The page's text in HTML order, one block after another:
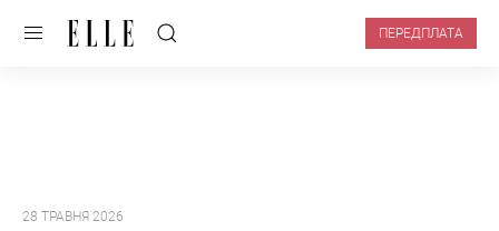
ПЕРЕДПЛАТА
28 ТРАВНЯ 2026